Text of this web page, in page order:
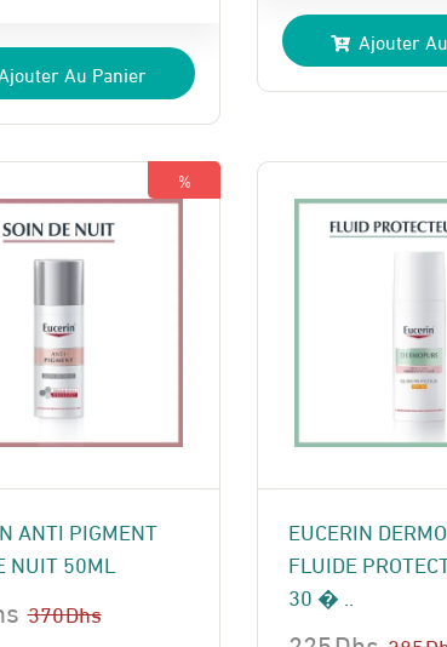
Au Panier
prix
initial
était :
prix
actuel
est :
Ajouter
%
ANTI PIGMENT
NUIT 50ML
370Dhs
EUCERIN
FLUIDE
30 � ..